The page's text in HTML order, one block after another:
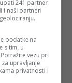
241 partner
i naši partneri
podatke na
s tim, u
vezu pri
upravljanje
privatnosti i